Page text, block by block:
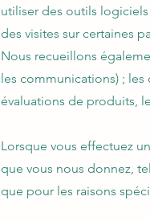
utiliser des outils
des visites sur certaines
Nous recueillons
les communications) ;
évaluations de produits,
Lorsque vous effectuez
que vous nous donnez,
que pour les raisons